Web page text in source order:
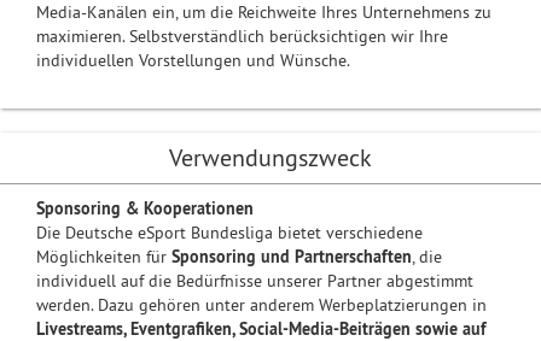
Media-Kanälen ein, um die Reichweite Ihres Unternehmens zu
maximieren. Selbstverständlich berücksichtigen wir Ihre
individuellen Vorstellungen und Wünsche.
Verwendungszweck
Sponsoring & Kooperationen
Die Deutsche eSport Bundesliga bietet verschiedene
Möglichkeiten für Sponsoring und Partnerschaften, die
individuell auf die Bedürfnisse unserer Partner abgestimmt
werden. Dazu gehören unter anderem Werbeplatzierungen in
Livestreams, Eventgrafiken, Social-Media-Beiträgen sowie auf